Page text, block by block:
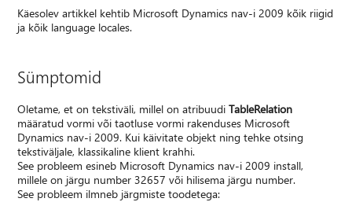
Käesolev artikkel kehtib Microsoft Dynamics nav-i 2009 kõik riigid
ja kõik language locales.
Sümptomid
Oletame, et on tekstiväli, millel on atribuudiTableRelation
määratud vormi või taotluse vormi rakenduses Microsoft
Dynamics nav-i 2009. Kui käivitate objekt ning tehke otsing
tekstiväljale, klassikaline klient krahhi.
See probleem esineb Microsoft Dynamics nav-i 2009 install,
millele on järgu number 32657 või hilisema järgu number.
See probleem ilmneb järgmiste toodetega: